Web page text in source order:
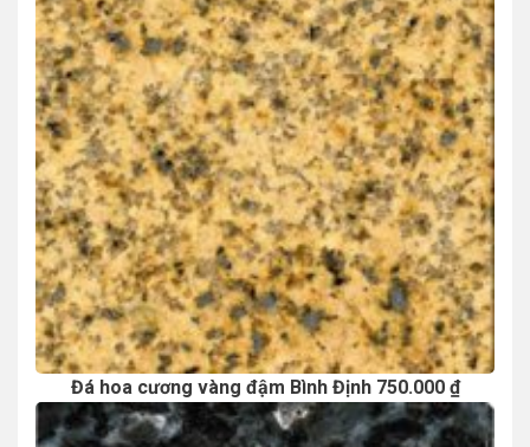
Đá hoa cương vàng đậm Bình Định 750.000 ₫